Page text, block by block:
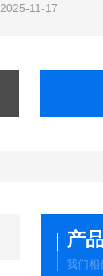
2025-11-17
产
我们相